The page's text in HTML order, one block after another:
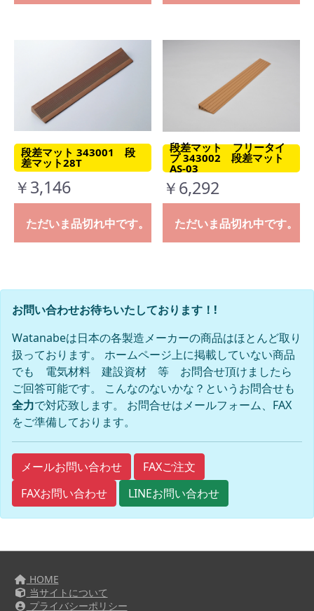
段差マット 343001 段
差マット28T
￥3,146
ただいま品切れ中です。
段差マット フリータイ
プ 343002 段差マット
AS-03
￥6,292
ただいま品切れ中です。
お問い合わせお待ちいたしております！!
Watanabeは日本の各製造メーカーの商品はほとんど取り
扱っております。 ホームページ上に掲載していない商品
でも 電気材料 建設資材 等 お問合せ頂けましたら
ご回答可能です。 こんなのないかな？というお問合せも
全力で対応致します。 お問合せはメールフォーム、FAX
をご準備しております。
メールお問い合わせ
FAXご注文
FAXお問い合わせ
LINEお問い合わせ
HOME
当サイトについて
プライバシーポリシー